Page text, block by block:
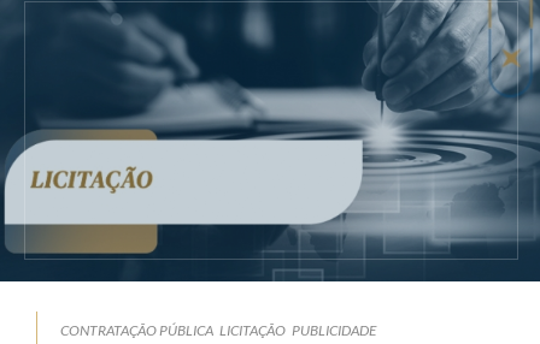
CONTRATAÇÃO PÚBLICA LICITAÇÃO PUBLICIDADE